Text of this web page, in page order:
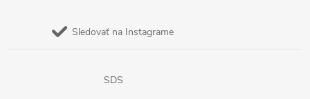
Sledovať na Instagrame
SDS